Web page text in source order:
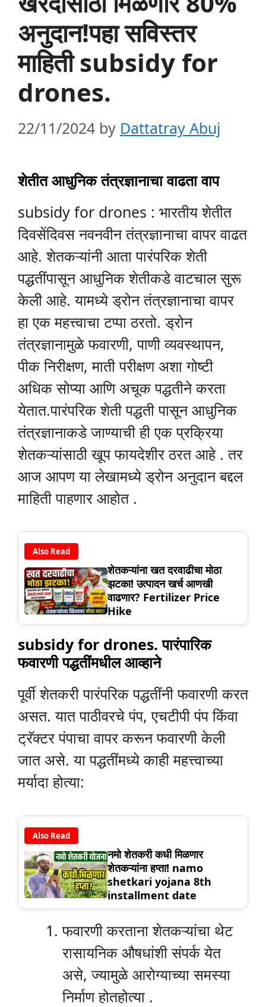
अनुदान!पहा सविस्तर
माहिती subsidy for
drones.
22/11/2024 by Dattatray Abuj
शेतीत आधुनिक तंत्रज्ञानाचा वाढता वाप
subsidy for drones : भारतीय शेतीत
दिवसेंदिवस नवनवीन तंत्रज्ञानाचा वापर वाढत
आहे. शेतकऱ्यांनी आता पारंपरिक शेती
पद्धतींपासून आधुनिक शेतीकडे वाटचाल सुरू
केली आहे. यामध्ये ड्रोन तंत्रज्ञानाचा वापर
हा एक महत्त्वाचा टप्पा ठरतो. ड्रोन
तंत्रज्ञानामुळे फवारणी, पाणी व्यवस्थापन,
पीक निरीक्षण, माती परीक्षण अशा गोष्टी
अधिक सोप्या आणि अचूक पद्धतीने करता
येतात.पारंपरिक शेती पद्धती पासून आधुनिक
तंत्रज्ञानाकडे जाण्याची ही एक प्रक्रिया
शेतकऱ्यांसाठी खूप फायदेशीर ठरत आहे . तर
आज आपण या लेखामध्ये ड्रोन अनुदान बद्दल
माहिती पाहणार आहोत .
Also Read
शेतकऱ्यांना खत दरवाढीचा मोठा
झटका! उत्पादन खर्च आणखी
वाढणार? Fertilizer Price
Hike
subsidy for drones. पारंपारिक
फवारणी पद्धतींमधील आव्हाने
पूर्वी शेतकरी पारंपरिक पद्धतींनी फवारणी करत
असत. यात पाठीवरचे पंप, एचटीपी पंप किंवा
ट्रॅक्टर पंपाचा वापर करून फवारणी केली
जात असे. या पद्धतींमध्ये काही महत्त्वाच्या
मर्यादा होत्या:
Also Read
नमो शेतकरी कधी मिळणार
शेतकऱ्यांना हप्ता! namo
shetkari yojana 8th
installment date
फवारणी करताना शेतकऱ्यांचा थेट
रासायनिक औषधांशी संपर्क येत
असे, ज्यामुळे आरोग्याच्या समस्या
निर्माण होतहोत्या .